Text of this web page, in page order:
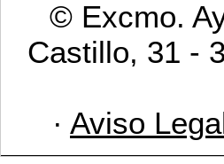
© Excmo.
Castillo, 31 -
· Aviso